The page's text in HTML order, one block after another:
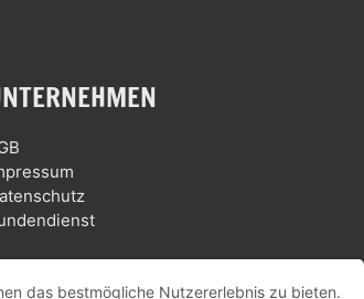
das bestmögliche Nutzererlebnis zu bieten.